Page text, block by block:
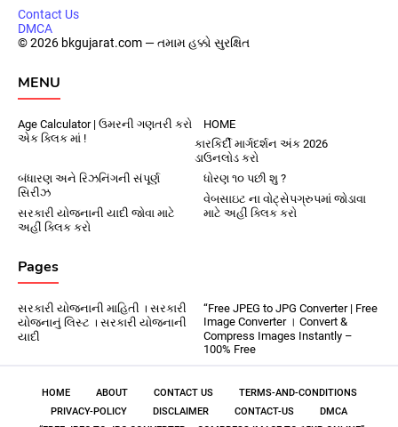
Contact Us
DMCA
© 2026 bkgujarat.com — તમામ હક્કો સુરક્ષિત
MENU
Age Calculator | ઉમરની ગણતરી કરો
એક ક્લિક માં !
HOME
કારકિર્દી માર્ગદર્શન અંક 2026
ડાઉનલોડ કરો
ધોરણ ૧૦ પછી શુ ?
બંધારણ અને રિઝનિંગની સંપૂર્ણ
સિરીઝ
વેબસાઇટ ના વોટ્સેપગ્રુપમાં જોડાવા
માટે અહીં ક્લિક કરો
સરકારી યોજનાની યાદી જોવા માટે
અહીં ક્લિક કરો
Pages
સરકારી યોજનાની માહિતી । સરકારી
યોજનાનું લિસ્ટ । સરકારી યોજનાની
યાદી
“Free JPEG to JPG Converter | Free
Image Converter । Convert &
Compress Images Instantly –
100% Free
HOME ABOUT CONTACT US
TERMS-AND-CONDITIONS
PRIVACY-POLICY
DISCLAIMER CONTACT-US
DMCA